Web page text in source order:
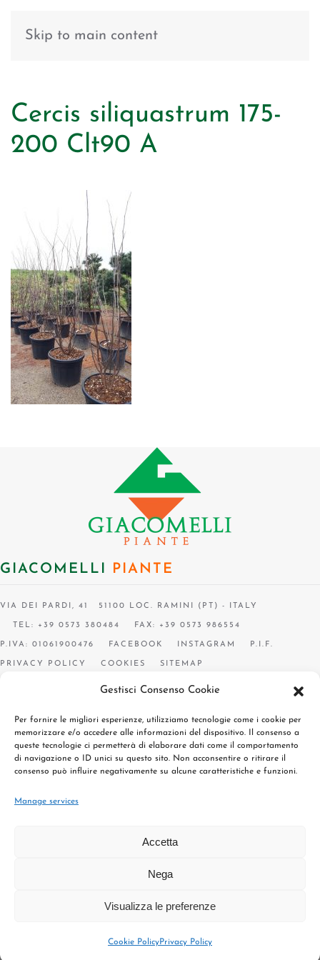
Gestisci Consenso Cookie
Per fornire le migliori esperienze, utilizziamo tecnologie come i cookie per
memorizzare e/o accedere alle informazioni del dispositivo. Il consenso a
queste tecnologie ci permetterà di elaborare dati come il comportamento
di navigazione o ID unici su questo sito. Non acconsentire o ritirare il
consenso può influire negativamente su alcune caratteristiche e funzioni.
Manage services
Accetta
Nega
Visualizza le preferenze
Cookie PolicyPrivacy Policy
Skip to main content
Cercis siliquastrum 175-
200 Clt90 A
GIACOMELLI PIANTE
VIA DEI PARDI, 41 51100 LOC. RAMINI (PT) - ITALY
TEL: +39 0573 380484 FAX: +39 0573 986554
P.IVA: 01061900476 FACEBOOK INSTAGRAM P.I.F.
PRIVACY POLICY COOKIES SITEMAP